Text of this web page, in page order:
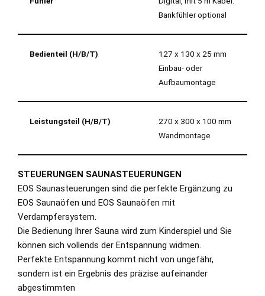
Bankfühler optional
Bedienteil (H/B/T)
127 x 130 x 25 mm
Einbau- oder
Aufbaumontage
Leistungsteil (H/B/T)
270 x 300 x 100 mm
Wandmontage
STEUERUNGEN SAUNASTEUERUNGEN
EOS Saunasteuerungen sind die perfekte Ergänzung zu
EOS Saunaöfen und EOS Saunaöfen mit
Verdampfersystem.
Die Bedienung Ihrer Sauna wird zum Kinderspiel und Sie
können sich vollends der Entspannung widmen.
Perfekte Entspannung kommt nicht von ungefähr,
sondern ist ein Ergebnis des präzise aufeinander
abgestimmten